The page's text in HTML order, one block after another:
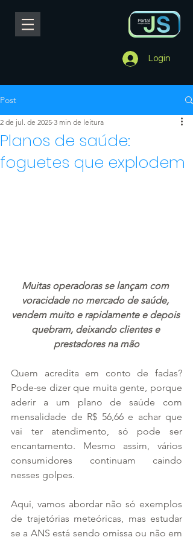
Login
Post
Planos de saúde:
foguetes que explodem
2 de jul. de 2025 3 min de leitura
Muitas operadoras se lançam com
voracidade no mercado de saúde,
vendem muito e rapidamente e depois
quebram, deixando clientes e
prestadores na mão
Quem acredita em conto de fadas?
Pode-se dizer que muita gente, porque
aderir a um plano de saúde com
mensalidade de R$ 56,66 e achar que
vai ter atendimento, só pode ser
encantamento. Mesmo assim, vários
consumidores continuam caindo
nesses golpes.
Aqui, vamos abordar não só exemplos
de trajetórias meteóricas, mas estudar
se a ANS está sendo omissa ou não em